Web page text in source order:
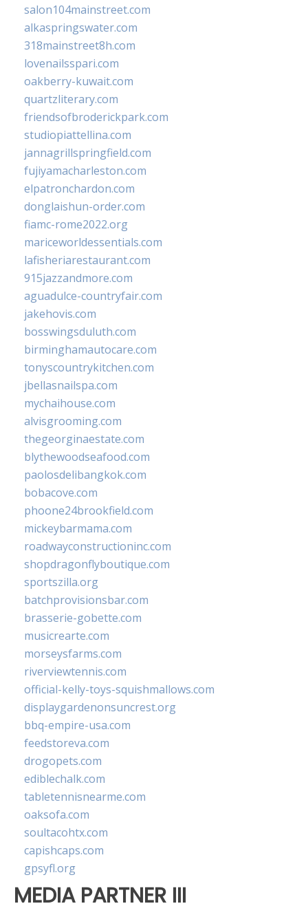
salon104mainstreet.com
alkaspringswater.com
318mainstreet8h.com
lovenailsspari.com
oakberry-kuwait.com
quartzliterary.com
friendsofbroderickpark.com
studiopiattellina.com
jannagrillspringfield.com
fujiyamacharleston.com
elpatronchardon.com
donglaishun-order.com
fiamc-rome2022.org
mariceworldessentials.com
lafisheriarestaurant.com
915jazzandmore.com
aguadulce-countryfair.com
jakehovis.com
bosswingsduluth.com
birminghamautocare.com
tonyscountrykitchen.com
jbellasnailspa.com
mychaihouse.com
alvisgrooming.com
thegeorginaestate.com
blythewoodseafood.com
paolosdelibangkok.com
bobacove.com
phoone24brookfield.com
mickeybarmama.com
roadwayconstructioninc.com
shopdragonflyboutique.com
sportszilla.org
batchprovisionsbar.com
brasserie-gobette.com
musicrearte.com
morseysfarms.com
riverviewtennis.com
official-kelly-toys-squishmallows.com
displaygardenonsuncrest.org
bbq-empire-usa.com
feedstoreva.com
drogopets.com
ediblechalk.com
tabletennisnearme.com
oaksofa.com
soultacohtx.com
capishcaps.com
gpsyfl.org
MEDIA PARTNER III